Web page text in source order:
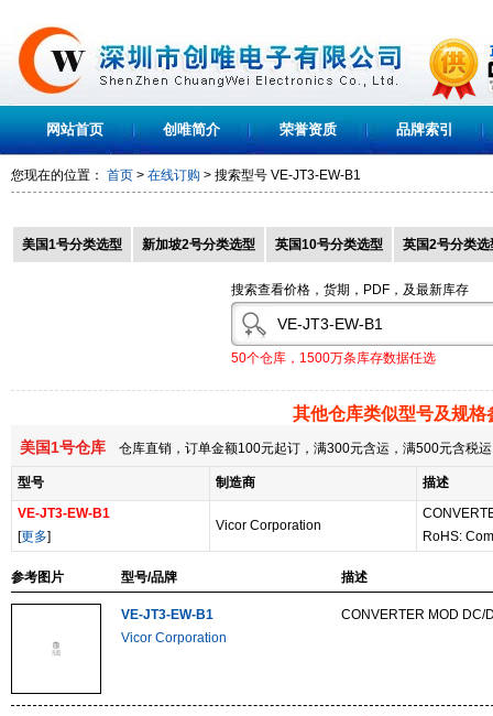
网站首页 创唯简介 荣誉资质 品牌索引
您现在的位置： 首页 > 在线订购 > 搜索型号 VE-JT3-EW-B1
美国1号分类选型 新加坡2号分类选型 英国10号分类选型 英国2号分类选
搜索查看价格，货期，PDF，及最新库存
50个仓库，1500万条库存数据任选
其他仓库类似型号及规格
美国1号仓库 仓库直销，订单金额100元起订，满300元含运，满500元含税
型号 制造商
描述
VE-JT3-EW-B1
[更多]
Vicor Corporation
RoHS:
参考图片 型号/品牌 描述
VE-JT3-EW-B1
Vicor Corporation
CONVERTER MOD DC/